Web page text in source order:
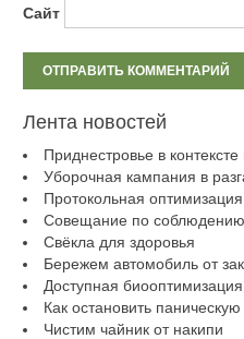
Сайт
Лента новостей
Приднестровье в контексте
Уборочная кампания в
Протокольная
Совещание по соблюдению
Свёкла для здоровья
Бережем автомобиль от
Доступная биооптимизация
Как остановить паническую
Чистим чайник от накипи